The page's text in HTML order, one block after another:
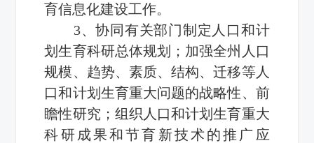
育信息化建设工作。
3、协同有关部门制定人口和计
划生育科研总体规划；加强全州人口
规模、趋势、素质、结构、迁移等人
口和计划生育重大问题的战略性、前
瞻性研究；组织人口和计划生育重大
科研成果和节育新技术的推广应